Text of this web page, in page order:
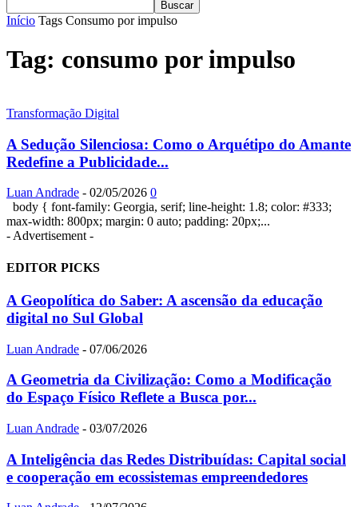
Início Tags Consumo por impulso
Tag: consumo por impulso
Transformação Digital
A Sedução Silenciosa: Como o Arquétipo do Amante
Redefine a Publicidade...
Luan Andrade - 02/05/2026 0
body { font-family: Georgia, serif; line-height: 1.8; color: #333;
max-width: 800px; margin: 0 auto; padding: 20px;...
- Advertisement -
EDITOR PICKS
A Geopolítica do Saber: A ascensão da educação
digital no Sul Global
Luan Andrade - 07/06/2026
A Geometria da Civilização: Como a Modificação
do Espaço Físico Reflete a Busca por...
Luan Andrade - 03/07/2026
A Inteligência das Redes Distribuídas: Capital social
e cooperação em ecossistemas empreendedores